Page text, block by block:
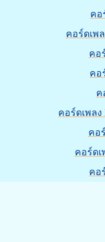
คอ
คอร์ดเพ
คอ
คอ
ค
คอร์ดเพลง
คอ
คอร์ด
คอ